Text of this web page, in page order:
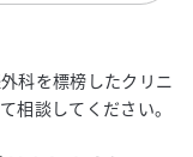
科を標榜したクリニ
相談してください。